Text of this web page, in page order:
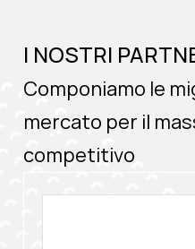
I NOSTRI
Componiamo le
mercato per il
competitivo